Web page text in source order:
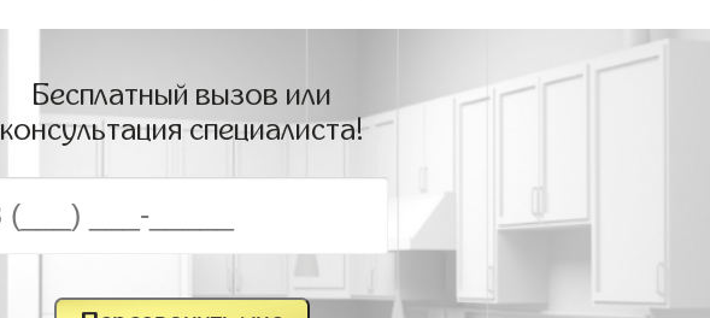
Бесплатный вызов или
консультация специалиста!